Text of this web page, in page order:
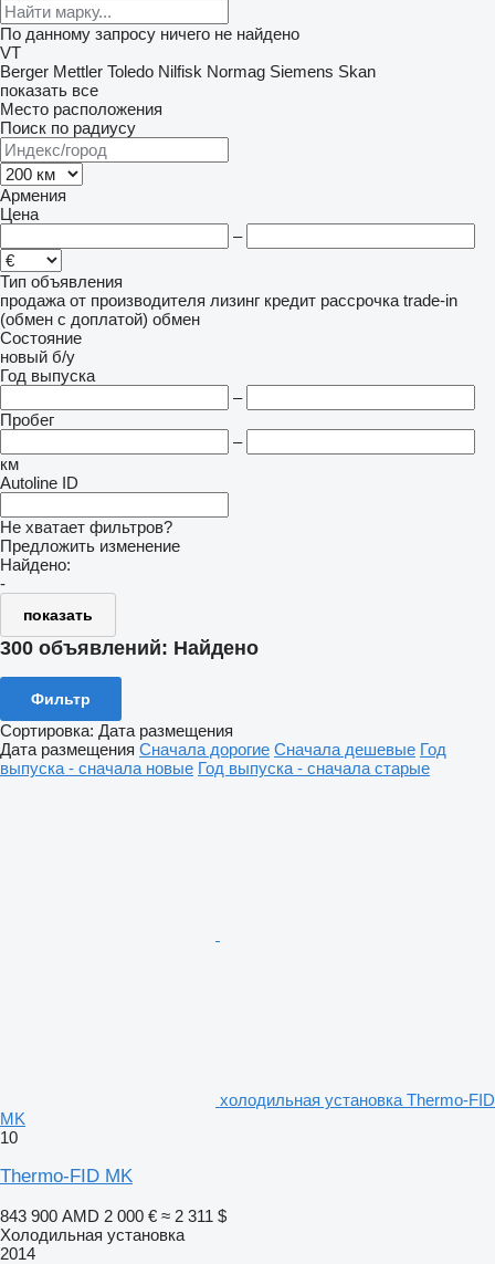
По данному запросу ничего не найдено
VT
Berger Mettler Toledo Nilfisk Normag Siemens Skan
показать все
Место расположения
Поиск по радиусу
Армения
Цена
–
Тип объявления
продажа от производителя лизинг кредит рассрочка trade-in
(обмен с доплатой) обмен
Состояние
новый б/у
Год выпуска
–
Пробег
–
км
Autoline ID
Не хватает фильтров?
Предложить изменение
Найдено:
-
показать
300 объявлений: Найдено
Фильтр
Сортировка: Дата размещения
Дата размещения Сначала дорогие Сначала дешевые Год
выпуска - сначала новые Год выпуска - сначала старые
холодильная установка Thermo-FID
MK
10
Thermo-FID MK
843 900 AMD 2 000 € ≈ 2 311 $
Холодильная установка
2014